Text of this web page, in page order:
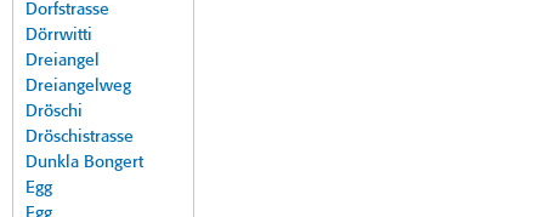
Dorfstrasse
Dörrwitti
Dreiangel
Dreiangelweg
Dröschi
Dröschistrasse
Dunkla Bongert
Egg